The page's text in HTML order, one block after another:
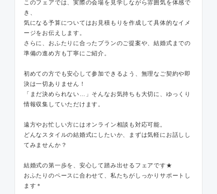
このフェアでは、実際の会場を見学しながら雰囲気を体感で
き、
気になる予算についてはお見積もりを作成して具体的なイメ
ージをお伝えします。
さらに、おふたりに合ったプランのご提案や、結婚式までの
準備の進め方も丁寧にご紹介。
初めての方でも安心して参加できるよう、無理なご契約や即
決は一切ありません！
「まだ決められない…」そんなお気持ちも大切に、ゆっくり
情報収集していただけます。
遠方やお忙しい方にはオンライン相談も対応可能。
どんなスタイルの結婚式にしたいか、まずは気軽にお話しし
てみませんか？
結婚式の第一歩を、安心して踏み出せるフェアです★
おふたりのペースに合わせて、私たちがしっかりサポートし
ます＊